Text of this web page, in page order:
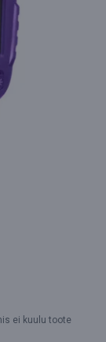
ei kuulu toote